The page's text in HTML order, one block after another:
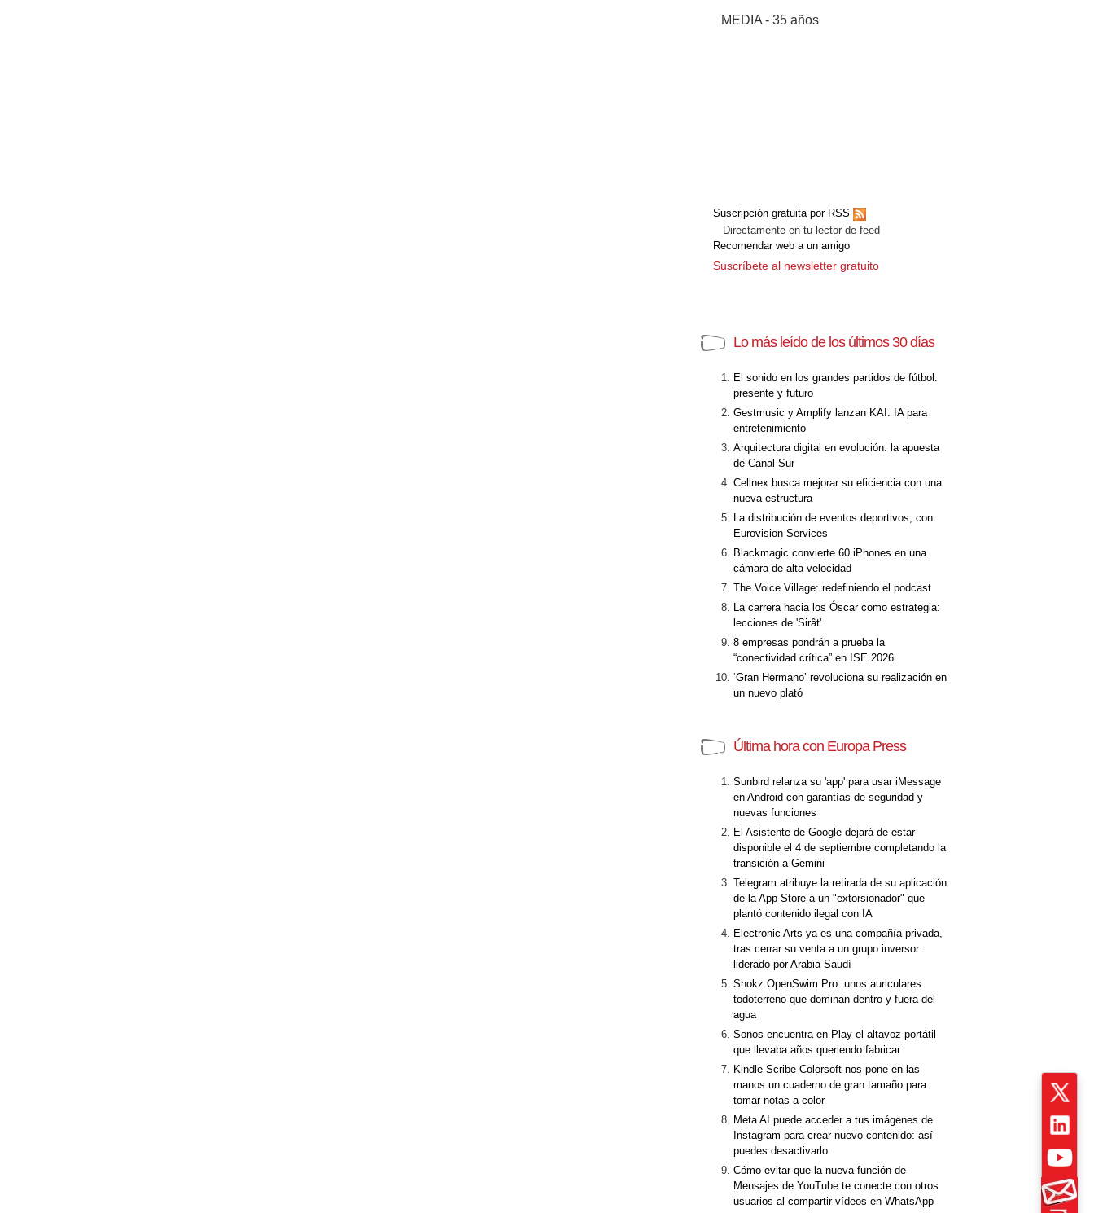
MEDIA - 35 años
Suscripción gratuita por RSS
Directamente en tu lector de feed
Recomendar web a un amigo
Suscríbete al newsletter gratuito
Lo más leído de los últimos 30 días
El sonido en los grandes partidos de fútbol:
presente y futuro
Gestmusic y Amplify lanzan KAI: IA para
entretenimiento
Arquitectura digital en evolución: la apuesta
de Canal Sur
Cellnex busca mejorar su eficiencia con una
nueva estructura
La distribución de eventos deportivos, con
Eurovision Services
Blackmagic convierte 60 iPhones en una
cámara de alta velocidad
The Voice Village: redefiniendo el podcast
La carrera hacia los Óscar como estrategia:
lecciones de 'Sirât'
8 empresas pondrán a prueba la
“conectividad crítica” en ISE 2026
‘Gran Hermano’ revoluciona su realización en
un nuevo plató
Última hora con Europa Press
Sunbird relanza su 'app' para usar iMessage
en Android con garantías de seguridad y
nuevas funciones
El Asistente de Google dejará de estar
disponible el 4 de septiembre completando la
transición a Gemini
Telegram atribuye la retirada de su aplicación
de la App Store a un "extorsionador" que
plantó contenido ilegal con IA
Electronic Arts ya es una compañía privada,
tras cerrar su venta a un grupo inversor
liderado por Arabia Saudí
Shokz OpenSwim Pro: unos auriculares
todoterreno que dominan dentro y fuera del
agua
Sonos encuentra en Play el altavoz portátil
que llevaba años queriendo fabricar
Kindle Scribe Colorsoft nos pone en las
manos un cuaderno de gran tamaño para
tomar notas a color
Meta AI puede acceder a tus imágenes de
Instagram para crear nuevo contenido: así
puedes desactivarlo
Cómo evitar que la nueva función de
Mensajes de YouTube te conecte con otros
usuarios al compartir vídeos en WhatsApp